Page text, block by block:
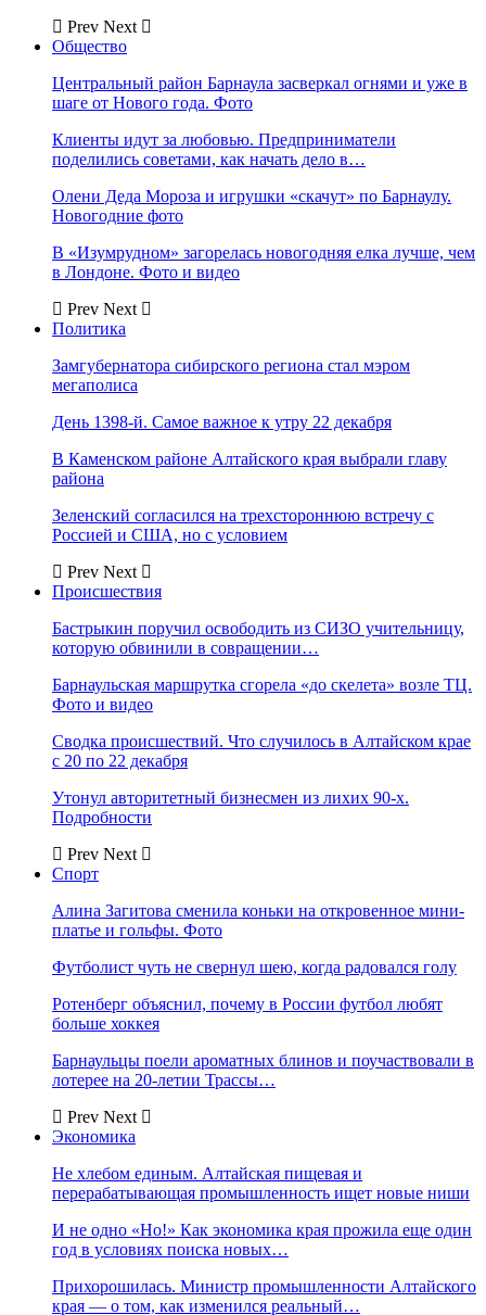
Prev Next
Общество
Центральный район Барнаула засверкал огнями и уже в
шаге от Нового года. Фото
Клиенты идут за любовью. Предприниматели
поделились советами, как начать дело в…
Олени Деда Мороза и игрушки «скачут» по Барнаулу.
Новогодние фото
В «Изумрудном» загорелась новогодняя елка лучше, чем
в Лондоне. Фото и видео
Prev Next
Политика
Замгубернатора сибирского региона стал мэром
мегаполиса
День 1398-й. Самое важное к утру 22 декабря
В Каменском районе Алтайского края выбрали главу
района
Зеленский согласился на трехстороннюю встречу с
Россией и США, но с условием
Prev Next
Происшествия
Бастрыкин поручил освободить из СИЗО учительницу,
которую обвинили в совращении…
Барнаульская маршрутка сгорела «до скелета» возле ТЦ.
Фото и видео
Сводка происшествий. Что случилось в Алтайском крае
с 20 по 22 декабря
Утонул авторитетный бизнесмен из лихих 90-х.
Подробности
Prev Next
Спорт
Алина Загитова сменила коньки на откровенное мини-
платье и гольфы. Фото
Футболист чуть не свернул шею, когда радовался голу
Ротенберг объяснил, почему в России футбол любят
больше хоккея
Барнаульцы поели ароматных блинов и поучаствовали в
лотерее на 20-летии Трассы…
Prev Next
Экономика
Не хлебом единым. Алтайская пищевая и
перерабатывающая промышленность ищет новые ниши
И не одно «Но!» Как экономика края прожила еще один
год в условиях поиска новых…
Прихорошилась. Министр промышленности Алтайского
края — о том, как изменился реальный…